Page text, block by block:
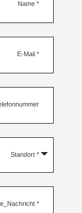
Name *
E-Mail *
Standort *
*